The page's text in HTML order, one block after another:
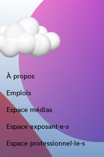
À propos
Emplois
Espace médias
Espace exposant·e⋅s
Espace professionnel·le⋅s